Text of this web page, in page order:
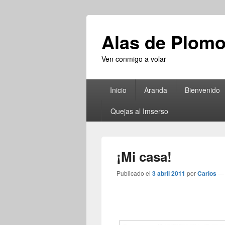
Alas de Plomo
Ven conmigo a volar
principalInicio Aranda Bienvenido
Quejas al Imserso
¡Mi casa!
Publicado el 3 abril 2011 porCarlos—